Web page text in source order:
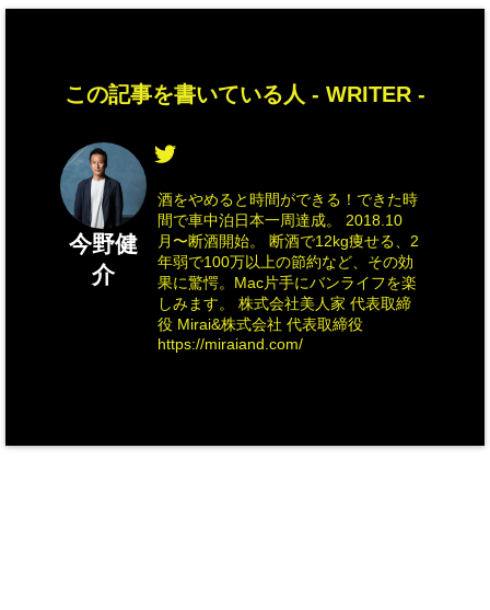
この記事を書いている人 - WRITER -
今野健
介
酒をやめると時間ができる！できた時
間で車中泊日本一周達成。 2018.10
月〜断酒開始。 断酒で12kg痩せる、2
年弱で100万以上の節約など、その効
果に驚愕。Mac片手にバンライフを楽
しみます。 株式会社美人家 代表取締
役 Mirai&株式会社 代表取締役
https://miraiand.com/